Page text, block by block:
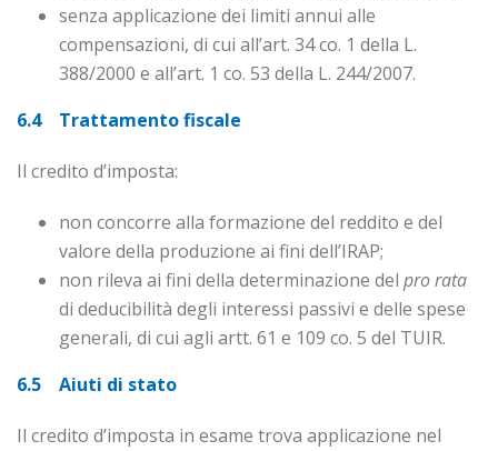
senza applicazione dei limiti annui alle
compensazioni, di cui all’art. 34 co. 1 della L.
388/2000 e all’art. 1 co. 53 della L. 244/2007.
6.4 Trattamento fiscale
Il credito d’imposta:
non concorre alla formazione del reddito e del
valore della produzione ai fini dell’IRAP;
non rileva ai fini della determinazione del pro rata
di deducibilità degli interessi passivi e delle spese
generali, di cui agli artt. 61 e 109 co. 5 del TUIR.
6.5 Aiuti di stato
Il credito d’imposta in esame trova applicazione nel